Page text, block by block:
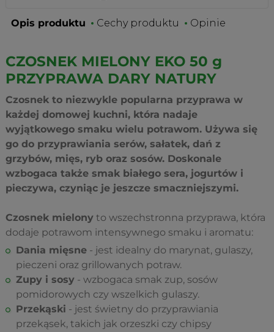
Opis produktu Cechy produktu Opinie
CZOSNEK MIELONY EKO 50 g
PRZYPRAWA DARY NATURY
Czosnek to niezwykle popularna przyprawa w
każdej domowej kuchni, która nadaje
wyjątkowego smaku wielu potrawom. Używa się
go do przyprawiania serów, sałatek, dań z
grzybów, mięs, ryb oraz sosów. Doskonale
wzbogaca także smak białego sera, jogurtów i
pieczywa, czyniąc je jeszcze smaczniejszymi.
Czosnek mielony to wszechstronna przyprawa, która
dodaje potrawom intensywnego smaku i aromatu:
Dania mięsne - jest idealny do marynat, gulaszy,
pieczeni oraz grillowanych potraw.
Zupy i sosy - wzbogaca smak zup, sosów
pomidorowych czy wszelkich gulaszy.
Przekąski - jest świetny do przyprawiania
przekąsek, takich jak orzeszki czy chipsy